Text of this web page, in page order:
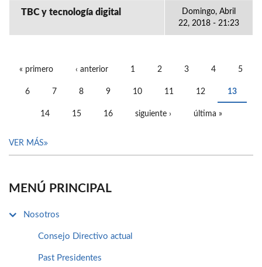
TBC y tecnología digital
Domingo, Abril
22, 2018 - 21:23
« primero ‹ anterior 1 2 3 4 5
6 7 8 9 10 11 12 13
14 15 16 siguiente › última »
VER MÁS
MENÚ PRINCIPAL
Nosotros
Consejo Directivo actual
Past Presidentes